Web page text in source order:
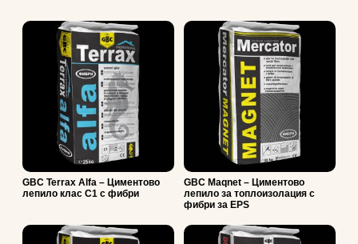
GBC Terrax Alfa – Циментово
лепило клас С1 с фибри
GBC Maqnet – Циментово
лепило за топлоизолация с
фибри за EPS